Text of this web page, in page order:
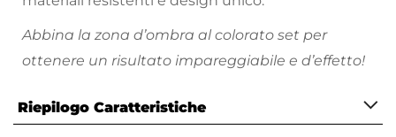
Abbina la zona d’ombra al colorato set per
ottenere un risultato impareggiabile e d’effetto!
esterno inpolipropilene, mettendoli al riparo da
Riepilogo Caratteristiche